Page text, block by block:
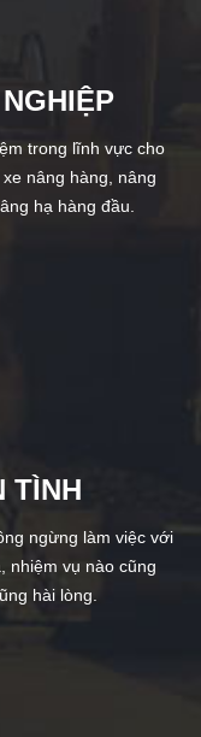
trong lĩnh vực cho
nâng hàng, nâng
hạ hàng đầu.
TÌNH
ngừng làm việc với
nhiệm vụ nào cũng
hài lòng.